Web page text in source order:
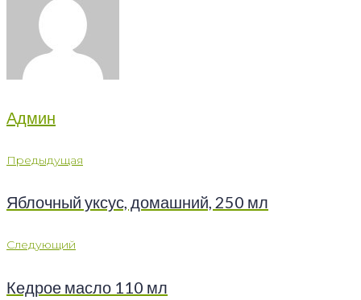
Админ
Навигация
по
записям
Предыдущая
Предыдущая
Яблочный уксус, домашний, 250 мл
Следующий
Следующий
Кедрое масло 110 мл